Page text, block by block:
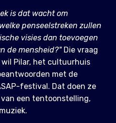
is dat wacht om
penseelstreken zullen
visies dan toevoegen
de mensheid?"Die vraag
Pilar, het cultuurhuis
met de
festival. Dat doen ze
een tentoonstelling,